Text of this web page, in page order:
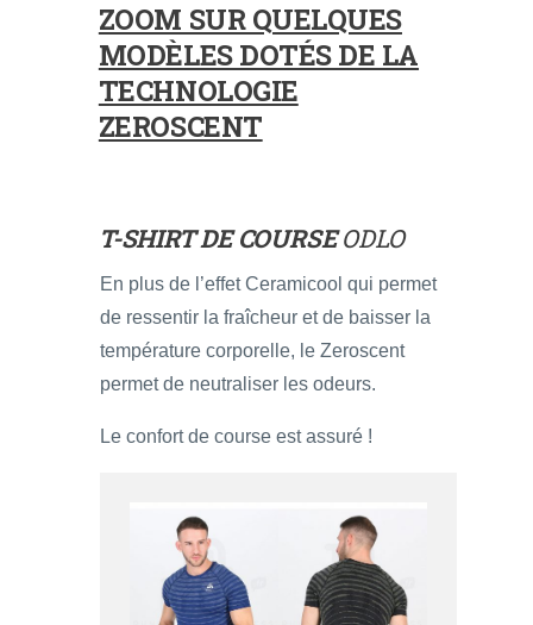
ZOOM SUR QUELQUES
MODÈLES DOTÉS DE LA
TECHNOLOGIE
ZEROSCENT
T-SHIRT DE COURSEODLO
En plus de l’effet Ceramicool qui permet
de ressentir la fraîcheur et de baisser la
température corporelle, le Zeroscent
permet de neutraliser les odeurs.
Le confort de course est assuré !